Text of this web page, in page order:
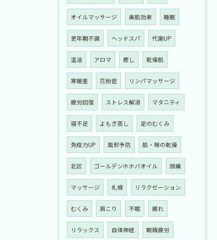
オイルマッサージ 美肌効果 睡眠
更年期不調 ヘッドスパ 代謝UP
温活 アロマ 癒し 乾燥肌
寒暖差 花粉症 リンパマッサージ
疲労回復 ストレス解消 マタニティ
寝不足 よもぎ蒸し 足のむくみ
免疫力UP 風邪予防 肌・喉の乾燥
北区 ゴールデンホホバオイル 頭痛
マッサージ 札幌 リラクゼーション
むくみ 肩こり 不眠 疲れ
リラックス 自律神経 眼精疲労